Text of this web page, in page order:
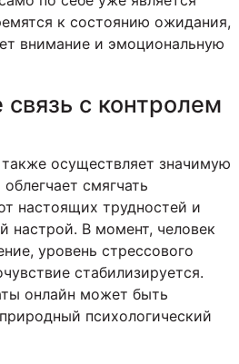
к состоянию ожидания,
внимание и эмоциональную
с контролем
осуществляет значимую
смягчать
настоящих трудностей и
настрой. В момент, человек
уровень стрессового
стабилизируется.
онлайн может быть
психологический